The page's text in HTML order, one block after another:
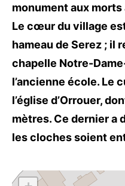
monument aux
Le cœur du village
hameau de Serez ; il
chapelle Notre-
l’ancienne école. Le
l’église d’Orrouer,
mètres. Ce dernier a
les cloches soient